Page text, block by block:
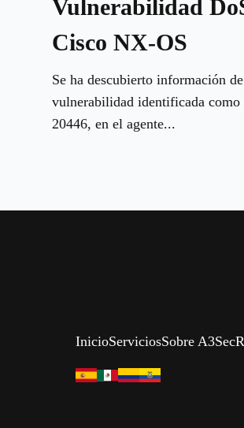
Vulnerabilidad
Cisco NX-OS
Se ha descubierto información
vulnerabilidad identificada
20446, en el agente...
InicioServiciosSobre A3Sec